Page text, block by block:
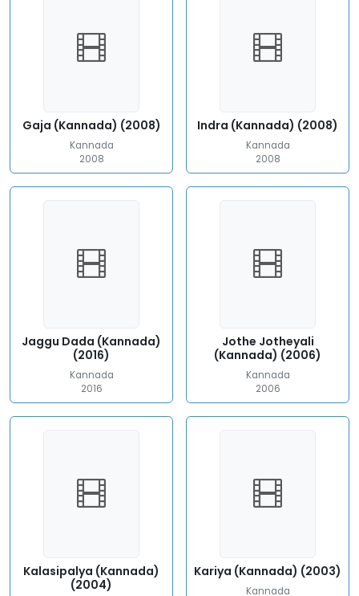
Gaja (Kannada) (2008)
Kannada
2008
Indra (Kannada) (2008)
Kannada
2008
Jaggu Dada (Kannada)
(2016)
Kannada
2016
Jothe Jotheyali
(Kannada) (2006)
Kannada
2006
Kalasipalya (Kannada)
(2004)
Kariya (Kannada) (2003)
Kannada